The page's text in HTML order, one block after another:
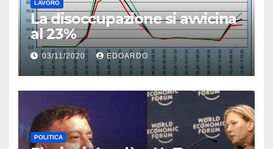
LAVORO
La disoccupazione si avvicina
al 23%
03/11/2020 EDOARDO
POLITICA